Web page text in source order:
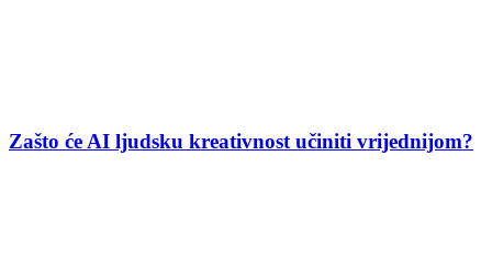
Zašto će AI ljudsku kreativnost učiniti vrijednijom?